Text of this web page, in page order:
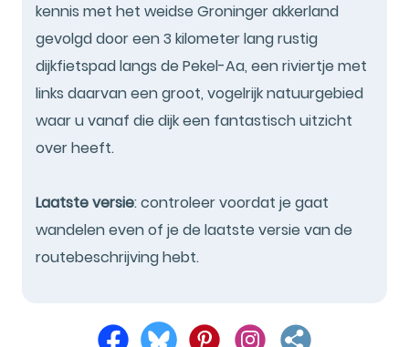
kennis met het weidse Groninger akkerland
gevolgd door een 3 kilometer lang rustig
dijkfietspad langs de Pekel-Aa, een riviertje met
links daarvan een groot, vogelrijk natuurgebied
waar u vanaf die dijk een fantastisch uitzicht
over heeft.
Laatste versie: controleer voordat je gaat
wandelen even of je de laatste versie van de
routebeschrijving hebt.